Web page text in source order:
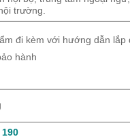
trường.
đi kèm với hướng dẫn lắp
hành